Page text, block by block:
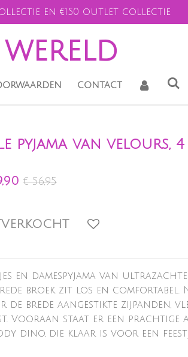
en €150 outlet collectie
wereld
contact
pyjama van velours,
€ 56,95
en damespyjama van
broek zit los en comfortabel.
de brede aangestikte zijpanden,
Vooraan staat er een prachtige
dino, die klaar is voor een